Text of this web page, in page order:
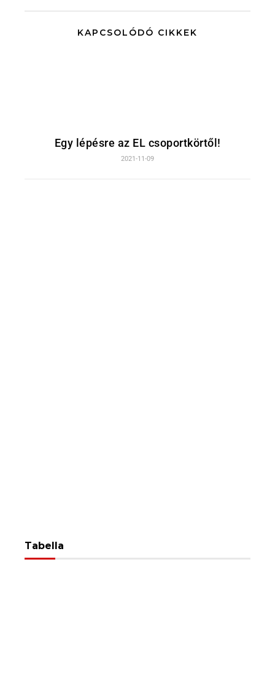
KAPCSOLÓDÓ CIKKEK
Egy lépésre az EL csoportkörtől!
2021-11-09
Tabella